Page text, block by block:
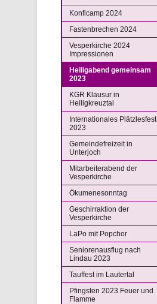
Konficamp 2024
Fastenbrechen 2024
Vesperkirche 2024
Impressionen
Heiligabend gemeinsam
2023
KGR Klausur in
Heiligkreuztal
Internationales Plätzlesfest
2023
Gemeindefreizeit in
Unterjoch
Mitarbeiterabend der
Vesperkirche
Ökumenesonntag
Geschirraktion der
Vesperkirche
LaPo mit Popchor
Seniorenausflug nach
Lindau 2023
Tauffest im Lautertal
Pfingsten 2023 Feuer und
Flamme